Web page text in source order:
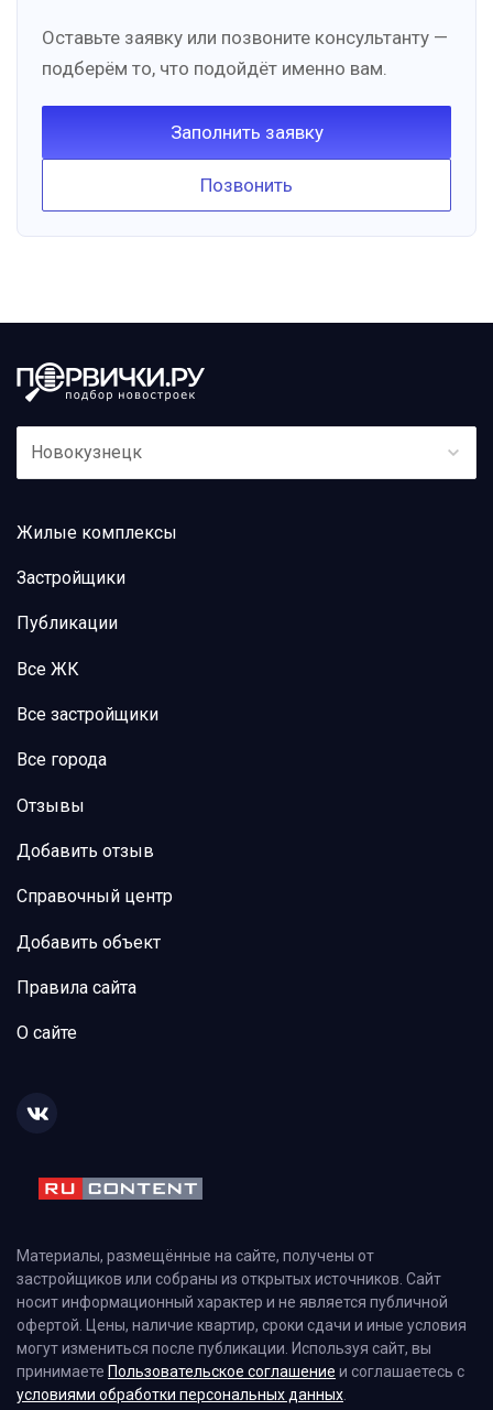
Оставьте заявку или позвоните консультанту —
подберём то, что подойдёт именно вам.
Заполнить заявку
Позвонить
Новокузнецк
Жилые комплексы
Застройщики
Публикации
Все ЖК
Все застройщики
Все города
Отзывы
Добавить отзыв
Справочный центр
Добавить объект
Правила сайта
О сайте
Материалы, размещённые на сайте, получены от
застройщиков или собраны из открытых источников. Сайт
носит информационный характер и не является публичной
офертой. Цены, наличие квартир, сроки сдачи и иные условия
могут измениться после публикации. Используя сайт, вы
принимаете Пользовательское соглашение и соглашаетесь с
условиями обработки персональных данных